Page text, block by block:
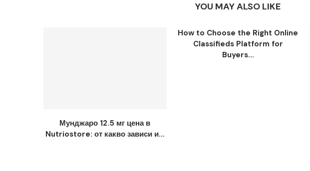
YOU MAY ALSO LIKE
Мунджаро 12.5 мг цена в
Nutriostore: от какво зависи и...
How to Choose the Right Online
Classifieds Platform for
Buyers...